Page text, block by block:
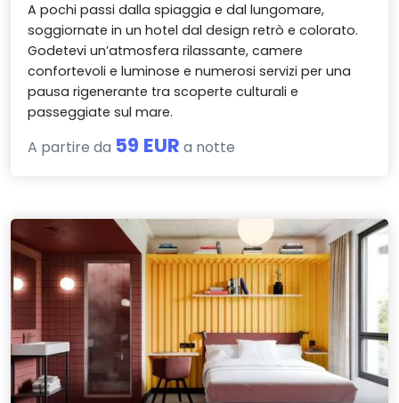
A pochi passi dalla spiaggia e dal lungomare,
soggiornate in un hotel dal design retrò e colorato.
Godetevi un’atmosfera rilassante, camere
confortevoli e luminose e numerosi servizi per una
pausa rigenerante tra scoperte culturali e
passeggiate sul mare.
A partire da 59 EUR a notte